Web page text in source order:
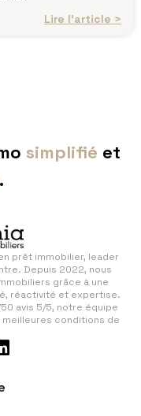
Lire l’article >
simplifié et
.
prêt immobilier, leader
Depuis 2022, nous
grâce à une
réactivité et expertise.
avis 5/5, notre équipe
conditions de